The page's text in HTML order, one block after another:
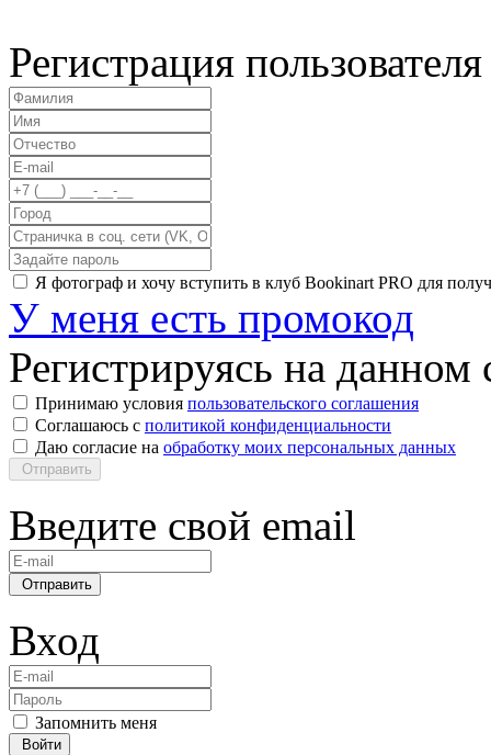
Регистрация пользователя
Я фотограф и хочу вступить в клуб Bookinart PRO для
У меня есть промокод
Регистрируясь на данном
Принимаю условия пользовательского соглашения
Соглашаюсь с политикой конфиденциальности
Даю согласие на обработку моих персональных данных
Отправить
Введите свой email
Отправить
Вход
Запомнить меня
Войти